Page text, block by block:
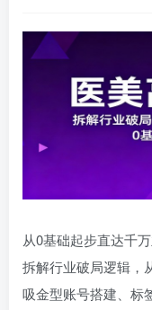
从0基础起步直达千
拆解行业破局逻辑，
吸金型账号搭建、标